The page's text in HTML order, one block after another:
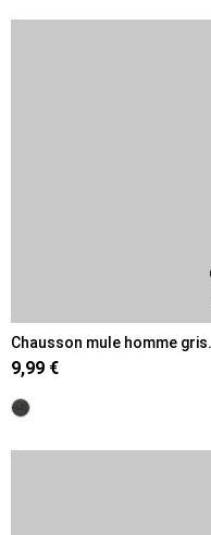
Chausson mule homme gris
(41-46)
9,99 €